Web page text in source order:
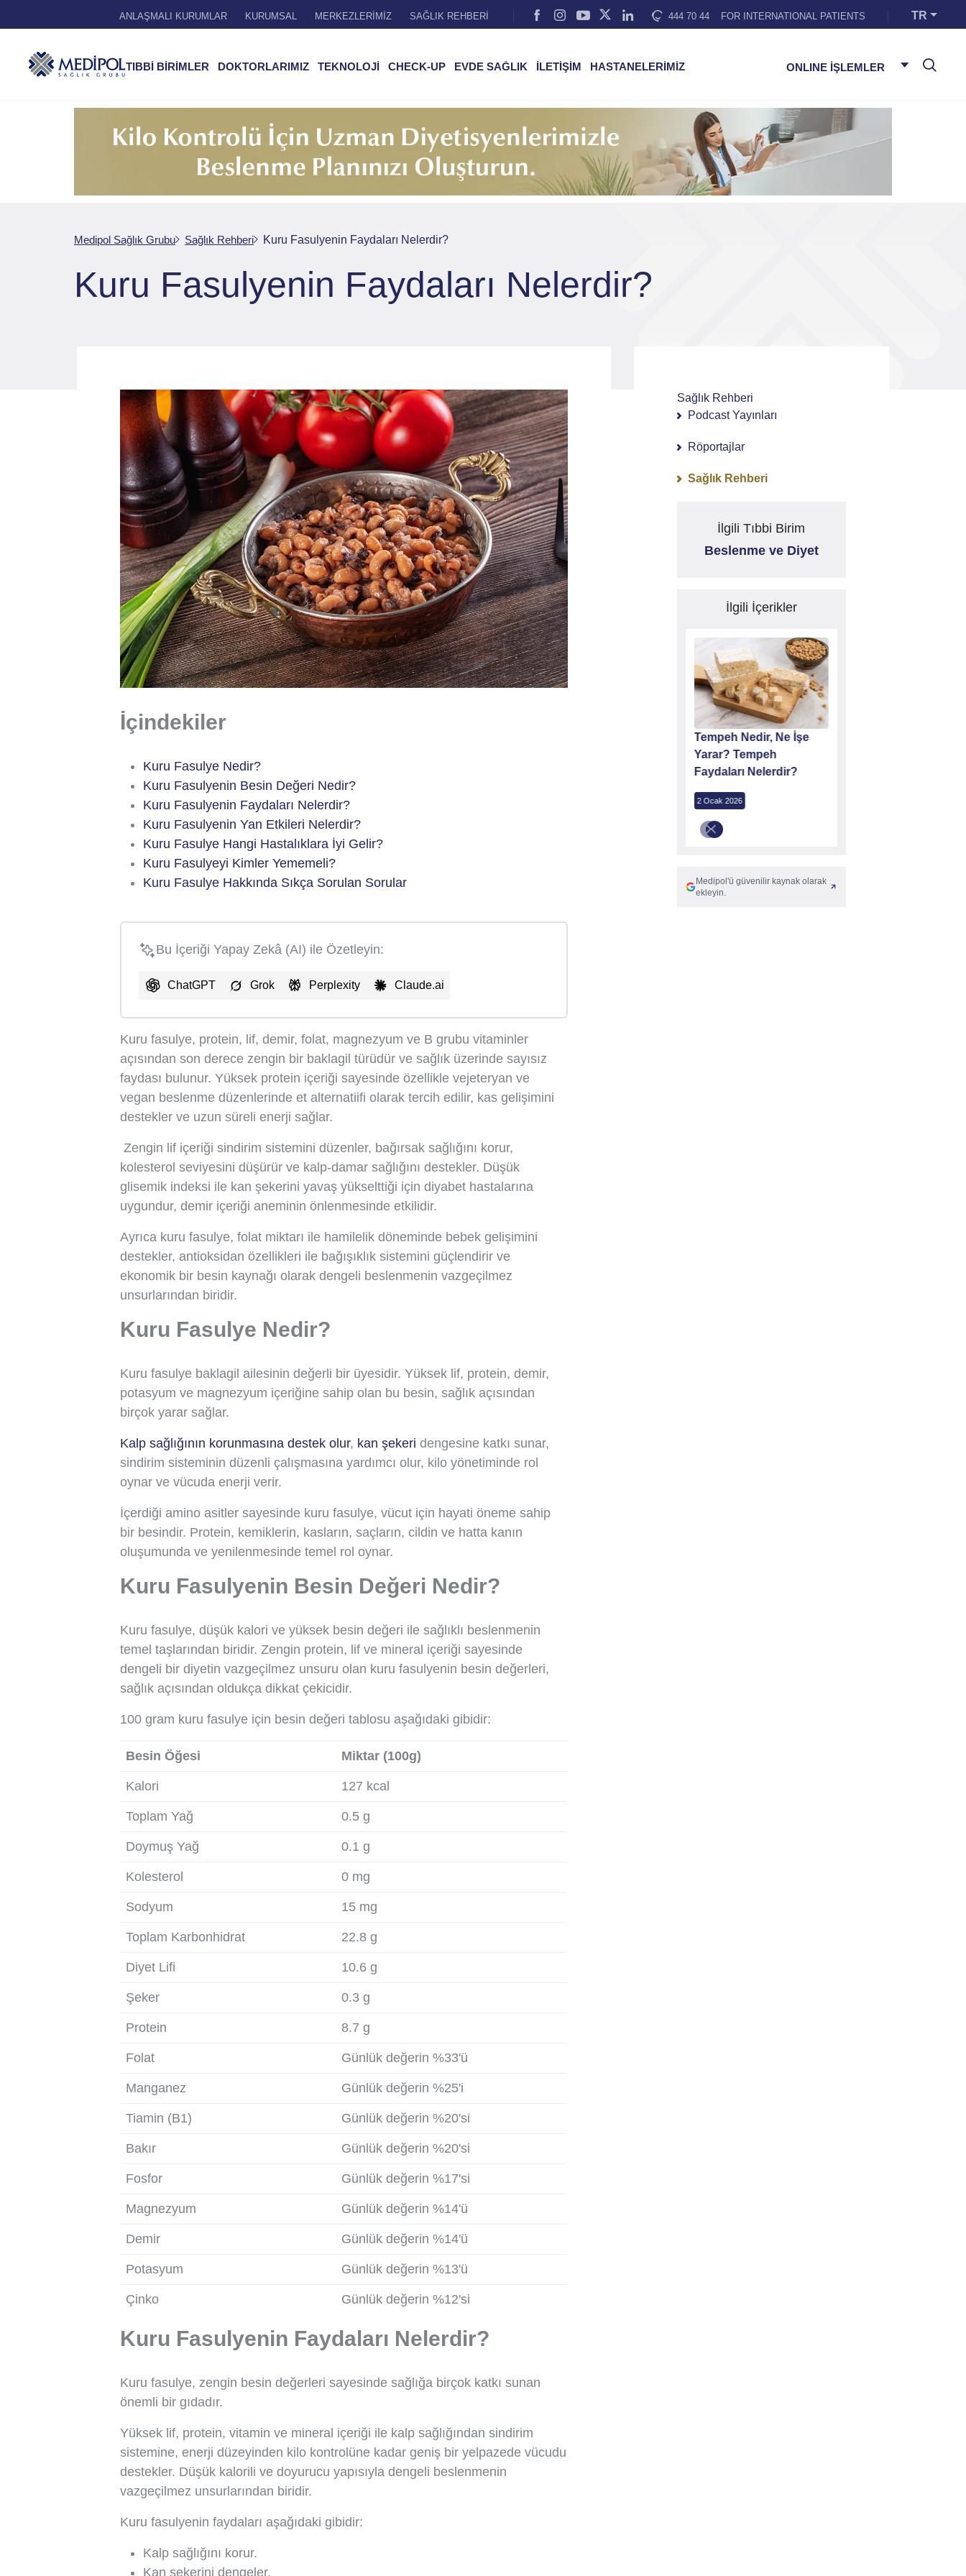
ANLAŞMALI KURUMLAR KURUMSAL MERKEZLERİMİZ SAĞLIK REHBERİ 444 70 44 FOR INTERNATIONAL PATIENTS TR
TIBBİ BİRİMLER DOKTORLARIMIZ TEKNOLOJİ CHECK-UP EVDE SAĞLIK İLETİŞİM HASTANELERİMİZ ONLINE İŞLEMLER
Medipol Sağlık Grubu Sağlık Rehberi Kuru Fasulyenin Faydaları Nelerdir?
Kuru Fasulyenin Faydaları Nelerdir?
İçindekiler
Kuru Fasulye Nedir?
Kuru Fasulyenin Besin Değeri Nedir?
Kuru Fasulyenin Faydaları Nelerdir?
Kuru Fasulyenin Yan Etkileri Nelerdir?
Kuru Fasulye Hangi Hastalıklara İyi Gelir?
Kuru Fasulyeyi Kimler Yememeli?
Kuru Fasulye Hakkında Sıkça Sorulan Sorular
Bu İçeriği Yapay Zekâ (AI) ile Özetleyin:
ChatGPT Grok Perplexity Claude.ai
Kuru fasulye, protein, lif, demir, folat, magnezyum ve B grubu vitaminler
açısından son derece zengin bir baklagil türüdür ve sağlık üzerinde sayısız
faydası bulunur. Yüksek protein içeriği sayesinde özellikle vejeteryan ve
vegan beslenme düzenlerinde et alternatiifi olarak tercih edilir, kas gelişimini
destekler ve uzun süreli enerji sağlar.
Zengin lif içeriği sindirim sistemini düzenler, bağırsak sağlığını korur,
kolesterol seviyesini düşürür ve kalp-damar sağlığını destekler. Düşük
glisemik indeksi ile kan şekerini yavaş yükselttiği için diyabet hastalarına
uygundur, demir içeriği aneminin önlenmesinde etkilidir.
Ayrıca kuru fasulye, folat miktarı ile hamilelik döneminde bebek gelişimini
destekler, antioksidan özellikleri ile bağışıklık sistemini güçlendirir ve
ekonomik bir besin kaynağı olarak dengeli beslenmenin vazgeçilmez
unsurlarından biridir.
Kuru Fasulye Nedir?
Kuru fasulye baklagil ailesinin değerli bir üyesidir. Yüksek lif, protein, demir,
potasyum ve magnezyum içeriğine sahip olan bu besin, sağlık açısından
birçok yarar sağlar.
Kalp sağlığının korunmasına destek olur, kan şekeri dengesine katkı sunar,
sindirim sisteminin düzenli çalışmasına yardımcı olur, kilo yönetiminde rol
oynar ve vücuda enerji verir.
İçerdiği amino asitler sayesinde kuru fasulye, vücut için hayati öneme sahip
bir besindir. Protein, kemiklerin, kasların, saçların, cildin ve hatta kanın
oluşumunda ve yenilenmesinde temel rol oynar.
Kuru Fasulyenin Besin Değeri Nedir?
Kuru fasulye, düşük kalori ve yüksek besin değeri ile sağlıklı beslenmenin
temel taşlarından biridir. Zengin protein, lif ve mineral içeriği sayesinde
dengeli bir diyetin vazgeçilmez unsuru olan kuru fasulyenin besin değerleri,
sağlık açısından oldukça dikkat çekicidir.
100 gram kuru fasulye için besin değeri tablosu aşağıdaki gibidir:
Besin Öğesi Miktar (100g)
Kalori 127 kcal
Toplam Yağ 0.5 g
Doymuş Yağ 0.1 g
Kolesterol 0 mg
Sodyum 15 mg
Toplam Karbonhidrat 22.8 g
Diyet Lifi 10.6 g
Şeker 0.3 g
Protein 8.7 g
Folat Günlük değerin %33'ü
Manganez Günlük değerin %25'i
Tiamin (B1) Günlük değerin %20'si
Bakır Günlük değerin %20'si
Fosfor Günlük değerin %17'si
Magnezyum Günlük değerin %14'ü
Demir Günlük değerin %14'ü
Potasyum Günlük değerin %13'ü
Çinko Günlük değerin %12'si
Kuru Fasulyenin Faydaları Nelerdir?
Kuru fasulye, zengin besin değerleri sayesinde sağlığa birçok katkı sunan
önemli bir gıdadır.
Yüksek lif, protein, vitamin ve mineral içeriği ile kalp sağlığından sindirim
sistemine, enerji düzeyinden kilo kontrolüne kadar geniş bir yelpazede vücudu
destekler. Düşük kalorili ve doyurucu yapısıyla dengeli beslenmenin
vazgeçilmez unsurlarından biridir.
Kuru fasulyenin faydaları aşağıdaki gibidir:
Kalp sağlığını korur.
Kan şekerini dengeler.
Sağlık Rehberi
Podcast Yayınları
Röportajlar
Sağlık Rehberi
İlgili Tıbbi Birim
Beslenme ve Diyet
İlgili İçerikler
Tempeh Nedir, Ne İşe
Yarar? Tempeh
Faydaları Nelerdir?
2 Ocak 2026
Medipol'ü güvenilir kaynak olarak
ekleyin.